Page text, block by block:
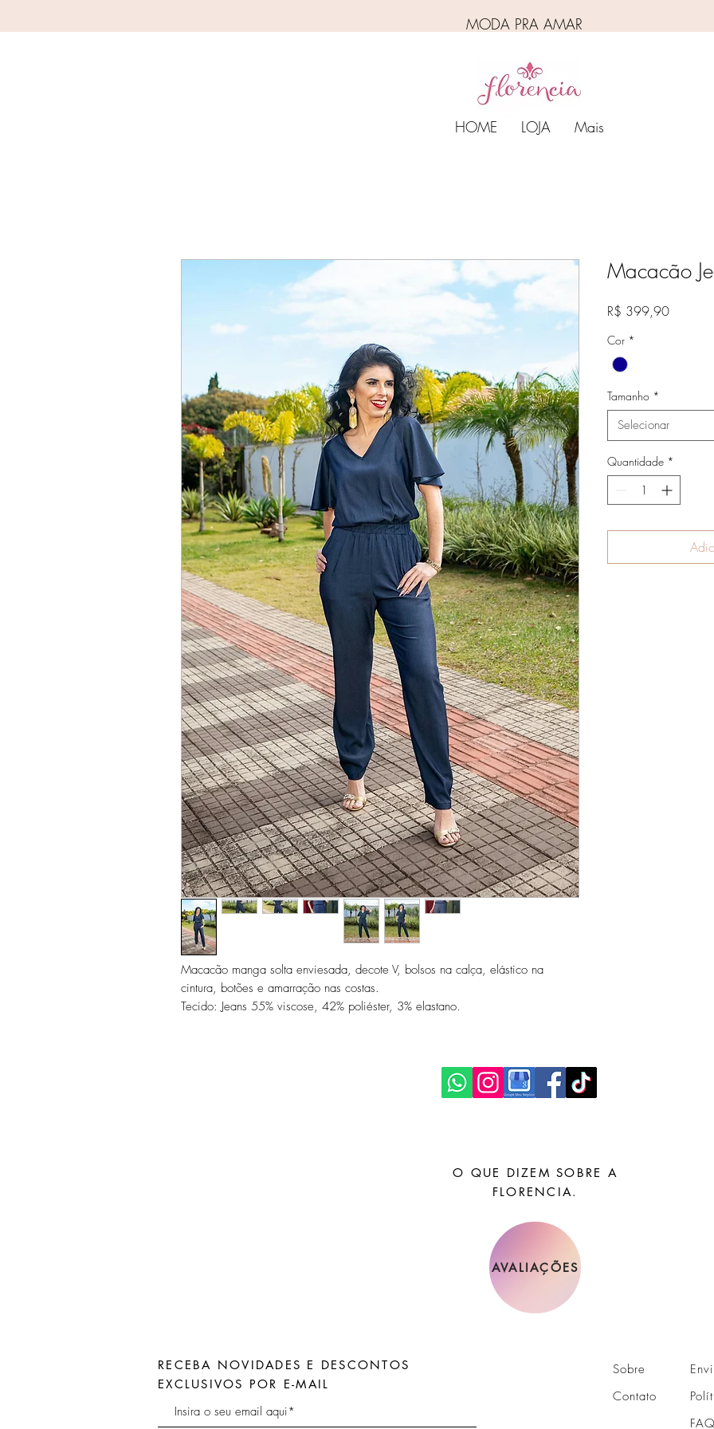
MODA PRA AMAR
HOME LOJA Mais
Macacão manga solta enviesada, decote V, bolsos na calça, elástico na
cintura, botões e amarração nas costas.
Tecido: Jeans 55% viscose, 42% poliéster, 3% elastano.
Macacão
R$ 399,90Preço
Cor *
Tamanho *
Selecionar
Quantidade *
O QUE DIZEM SOBRE A
FLORENCIA.
AVALIAÇÕES
RECEBA NOVIDADES E DESCONTOS
EXCLUSIVOS POR E-MAIL
Sobre
Contato